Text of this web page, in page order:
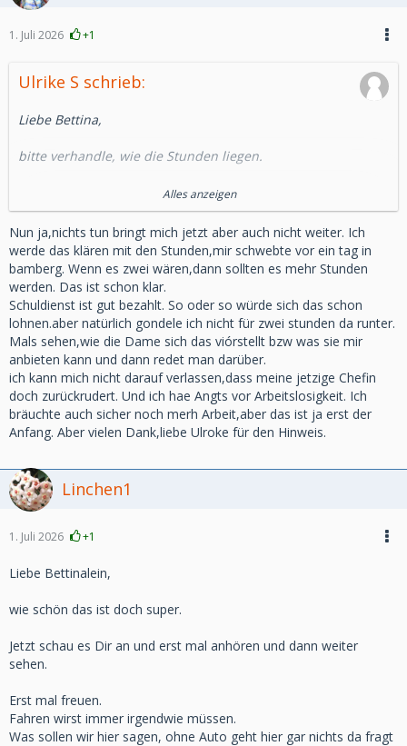
1. Juli 2026 +1
Ulrike S schrieb:
Liebe Bettina,
bitte verhandle, wie die Stunden liegen.
Ich habe keine Ahnung, wie ein Stundenplan funktioniert,
wenn Du aber mehrere Tage fahren musst, lohnt sich das
nicht und Du verbaust Dir weitere Möglichkeiten.
Ich verstehe Deine Panik, Aktionismus ist jetzt aber der
falsche Weg.
Liebe Grüße
Ulrike
Alles anzeigen
Nun ja,nichts tun bringt mich jetzt aber auch nicht weiter. Ich
werde das klären mit den Stunden,mir schwebte vor ein tag in
bamberg. Wenn es zwei wären,dann sollten es mehr Stunden
werden. Das ist schon klar.
Schuldienst ist gut bezahlt. So oder so würde sich das schon
lohnen.aber natürlich gondele ich nicht für zwei stunden da runter.
Mals sehen,wie die Dame sich das viórstellt bzw was sie mir
anbieten kann und dann redet man darüber.
ich kann mich nicht darauf verlassen,dass meine jetzige Chefin
doch zurückrudert. Und ich hae Angts vor Arbeitslosigkeit. Ich
bräuchte auch sicher noch merh Arbeit,aber das ist ja erst der
Anfang. Aber vielen Dank,liebe Ulroke für den Hinweis.
Linchen1
1. Juli 2026 +1
Liebe Bettinalein,
wie schön das ist doch super.
Jetzt schau es Dir an und erst mal anhören und dann weiter
sehen.
Erst mal freuen.
Fahren wirst immer irgendwie müssen.
Was sollen wir hier sagen, ohne Auto geht hier gar nichts da fragt